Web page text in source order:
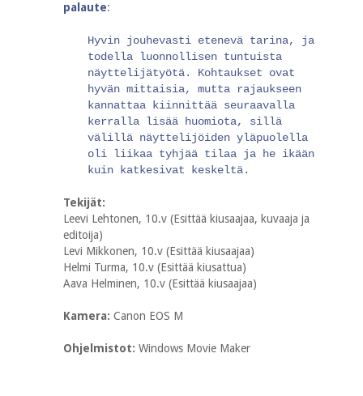
palaute:
Hyvin jouhevasti etenevä tarina, ja
todella luonnollisen tuntuista
näyttelijätyötä. Kohtaukset ovat
hyvän mittaisia, mutta rajaukseen
kannattaa kiinnittää seuraavalla
kerralla lisää huomiota, sillä
välillä näyttelijöiden yläpuolella
oli liikaa tyhjää tilaa ja he ikään
kuin katkesivat keskeltä.
Tekijät:
Leevi Lehtonen, 10.v (Esittää kiusaajaa, kuvaaja ja
editoija)
Levi Mikkonen, 10.v (Esittää kiusaajaa)
Helmi Turma, 10.v (Esittää kiusattua)
Aava Helminen, 10.v (Esittää kiusaajaa)
Kamera: Canon EOS M
Ohjelmistot: Windows Movie Maker